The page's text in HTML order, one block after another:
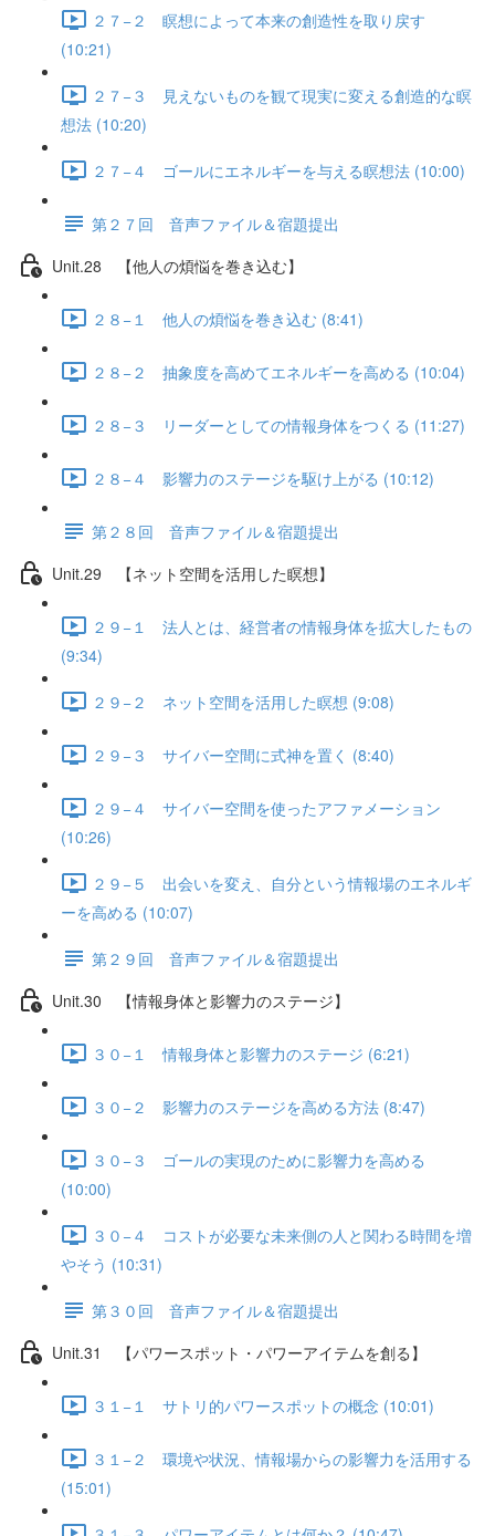
２７−２ 瞑想によって本来の創造性を取り戻す
(10:21)
２７−３ 見えないものを観て現実に変える創造的な瞑
想法 (10:20)
２７−４ ゴールにエネルギーを与える瞑想法 (10:00)
第２７回 音声ファイル＆宿題提出
Unit.28 【他人の煩悩を巻き込む】
２８−１ 他人の煩悩を巻き込む (8:41)
２８−２ 抽象度を高めてエネルギーを高める (10:04)
２８−３ リーダーとしての情報身体をつくる (11:27)
２８−４ 影響力のステージを駆け上がる (10:12)
第２８回 音声ファイル＆宿題提出
Unit.29 【ネット空間を活用した瞑想】
２９−１ 法人とは、経営者の情報身体を拡大したもの
(9:34)
２９−２ ネット空間を活用した瞑想 (9:08)
２９−３ サイバー空間に式神を置く (8:40)
２９−４ サイバー空間を使ったアファメーション
(10:26)
２９−５ 出会いを変え、自分という情報場のエネルギ
ーを高める (10:07)
第２９回 音声ファイル＆宿題提出
Unit.30 【情報身体と影響力のステージ】
３０−１ 情報身体と影響力のステージ (6:21)
３０−２ 影響力のステージを高める方法 (8:47)
３０−３ ゴールの実現のために影響力を高める
(10:00)
３０−４ コストが必要な未来側の人と関わる時間を増
やそう (10:31)
第３０回 音声ファイル＆宿題提出
Unit.31 【パワースポット・パワーアイテムを創る】
３１−１ サトリ的パワースポットの概念 (10:01)
３１−２ 環境や状況、情報場からの影響力を活用する
(15:01)